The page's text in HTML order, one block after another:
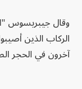
وقال جيبريسوس
الركاب الذين
آخرون في الحجر